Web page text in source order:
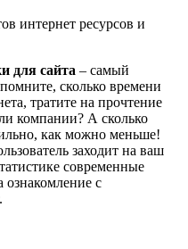
интернет ресурсов и
для сайта – самый
сколько времени
тратите на прочтение
компании? А сколько
как можно меньше!
заходит на ваш
современные
ознакомление с